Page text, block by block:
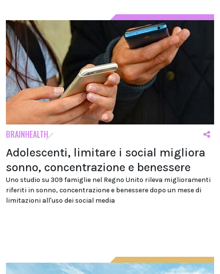
BRAINHEALTH
Adolescenti, limitare i social migliora
sonno, concentrazione e benessere
Uno studio su 309 famiglie nel Regno Unito rileva miglioramenti
riferiti in sonno, concentrazione e benessere dopo un mese di
limitazioni all'uso dei social media